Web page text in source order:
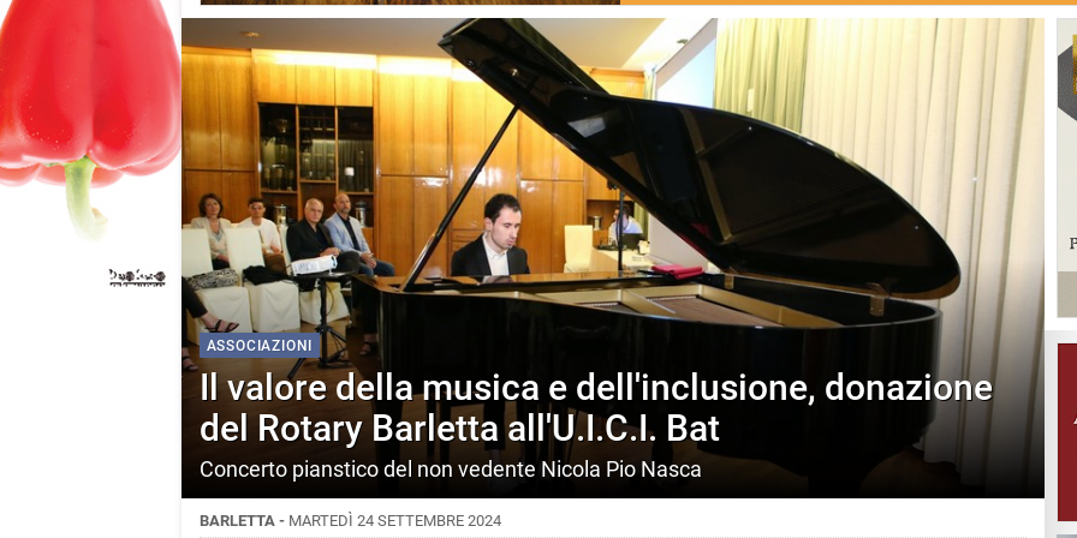
ASSOCIAZIONI
Il valore della musica e dell'inclusione, donazione
del Rotary Barletta all'U.I.C.I. Bat
Concerto pianstico del non vedente Nicola Pio Nasca
BARLETTA - MARTEDÌ 24 SETTEMBRE 2024